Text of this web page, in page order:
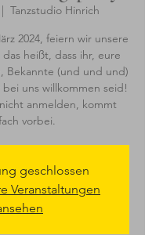
Tanzstudio Hinrich
2024, feiern wir unsere
heißt, dass ihr, eure
Bekannte (und und und)
uns willkommen seid!
anmelden, kommt
vorbei.
geschlossen
Veranstaltungen